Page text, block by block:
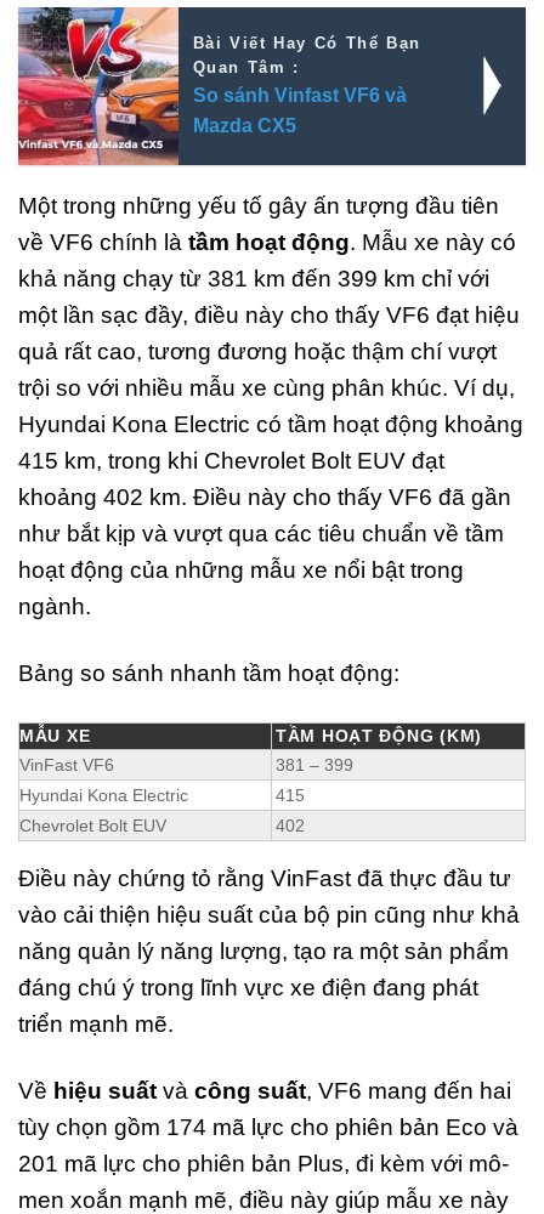
Bài Viết Hay Có Thể Bạn
Quan Tâm :
So sánh Vinfast VF6 và
Mazda CX5
Một trong những yếu tố gây ấn tượng đầu tiên
về VF6 chính là tầm hoạt động. Mẫu xe này có
khả năng chạy từ 381 km đến 399 km chỉ với
một lần sạc đầy, điều này cho thấy VF6 đạt hiệu
quả rất cao, tương đương hoặc thậm chí vượt
trội so với nhiều mẫu xe cùng phân khúc. Ví dụ,
Hyundai Kona Electric có tầm hoạt động khoảng
415 km, trong khi Chevrolet Bolt EUV đạt
khoảng 402 km. Điều này cho thấy VF6 đã gần
như bắt kịp và vượt qua các tiêu chuẩn về tầm
hoạt động của những mẫu xe nổi bật trong
ngành.
Bảng so sánh nhanh tầm hoạt động:
MẪU XE
TẦM HOẠT ĐỘNG (KM)
VinFast VF6
381 – 399
Hyundai Kona Electric
415
Chevrolet Bolt EUV
402
Điều này chứng tỏ rằng VinFast đã thực đầu tư
vào cải thiện hiệu suất của bộ pin cũng như khả
năng quản lý năng lượng, tạo ra một sản phẩm
đáng chú ý trong lĩnh vực xe điện đang phát
triển mạnh mẽ.
Về hiệu suất và công suất, VF6 mang đến hai
tùy chọn gồm 174 mã lực cho phiên bản Eco và
201 mã lực cho phiên bản Plus, đi kèm với mô-
men xoắn mạnh mẽ, điều này giúp mẫu xe này